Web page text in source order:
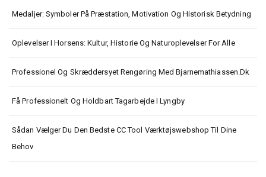
Medaljer: Symboler På Præstation, Motivation Og Historisk Betydning
Oplevelser I Horsens: Kultur, Historie Og Naturoplevelser For Alle
Professionel Og Skræddersyet Rengøring Med Bjarnemathiassen.dk
Få Professionelt Og Holdbart Tagarbejde I Lyngby
Sådan Vælger Du Den Bedste CC Tool Værktøjswebshop Til Dine
Behov